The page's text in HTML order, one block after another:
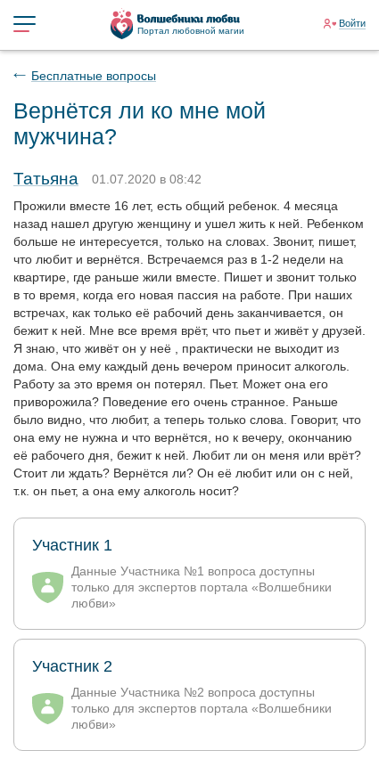
Портал любовной магии
Войти
Бесплатные вопросы
Вернётся ли ко мне мой
мужчина?
Татьяна
01.07.2020 в 08:42
Прожили вместе 16 лет, есть общий ребенок. 4 месяца
назад нашел другую женщину и ушел жить к ней. Ребенком
больше не интересуется, только на словах. Звонит, пишет,
что любит и вернётся. Встречаемся раз в 1-2 недели на
квартире, где раньше жили вместе. Пишет и звонит только
в то время, когда его новая пассия на работе. При наших
встречах, как только её рабочий день заканчивается, он
бежит к ней. Мне все время врёт, что пьет и живёт у друзей.
Я знаю, что живёт он у неё , практически не выходит из
дома. Она ему каждый день вечером приносит алкоголь.
Работу за это время он потерял. Пьет. Может она его
приворожила? Поведение его очень странное. Раньше
было видно, что любит, а теперь только слова. Говорит, что
она ему не нужна и что вернётся, но к вечеру, окончанию
её рабочего дня, бежит к ней. Любит ли он меня или врёт?
Стоит ли ждать? Вернётся ли? Он её любит или он с ней,
т.к. он пьет, а она ему алкоголь носит?
Участник 1
Данные Участника №1 вопроса доступны
только для экспертов портала «Волшебники
любви»
Участник 2
Данные Участника №2 вопроса доступны
только для экспертов портала «Волшебники
любви»